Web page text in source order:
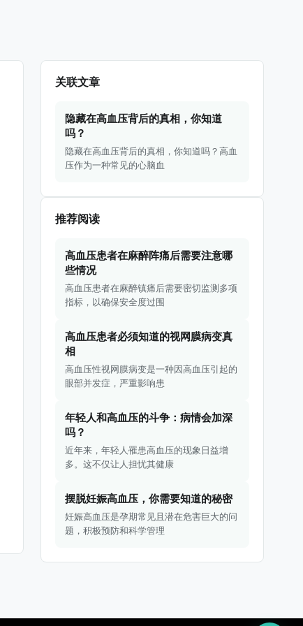
关联文章
隐藏在高血压背后的真相，你知道
吗？
隐藏在高血压背后的真相，你知道吗？高血
压作为一种常见的心脑血
推荐阅读
高血压患者在麻醉阵痛后需要注意哪
些情况
高血压患者在麻醉镇痛后需要密切监测多项
指标，以确保安全度过围
高血压患者必须知道的视网膜病变真
相
高血压性视网膜病变是一种因高血压引起的
眼部并发症，严重影响患
年轻人和高血压的斗争：病情会加深
吗？
近年来，年轻人罹患高血压的现象日益增
多。这不仅让人担忧其健康
摆脱妊娠高血压，你需要知道的秘密
妊娠高血压是孕期常见且潜在危害巨大的问
题，积极预防和科学管理